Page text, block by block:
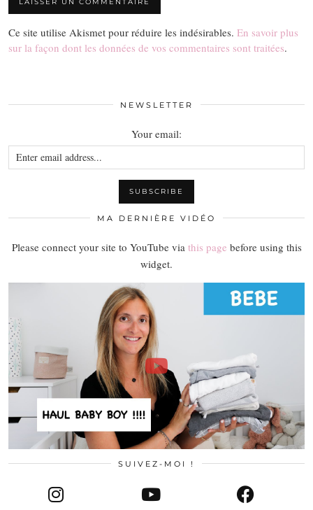
Ce site utilise Akismet pour réduire les indésirables. En savoir plus
sur la façon dont les données de vos commentaires sont traitées.
NEWSLETTER
Your email:
MA DERNIÈRE VIDÉO
Please connect your site to YouTube via this page before using this
widget.
SUIVEZ-MOI !